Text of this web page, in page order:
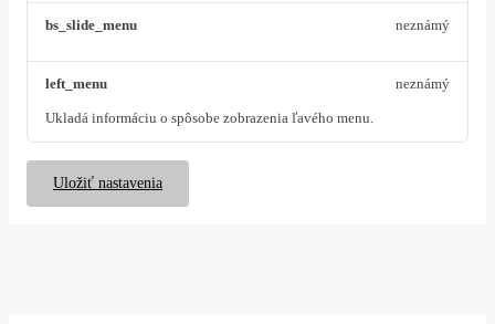
bs_slide_menu neznámý
left_menu
Ukladá informáciu o spôsobe zobrazenia ľavého menu.
neznámý
Uložiť nastavenia